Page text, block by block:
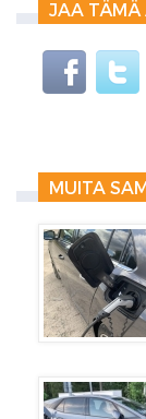
JAA TÄMÄ
MUITA